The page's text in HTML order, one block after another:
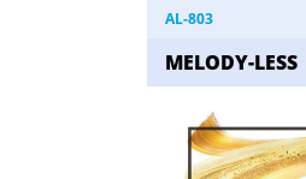
AL-803
MELODY-LESS